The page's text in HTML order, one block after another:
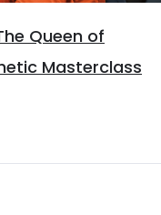
Queen of
Masterclass